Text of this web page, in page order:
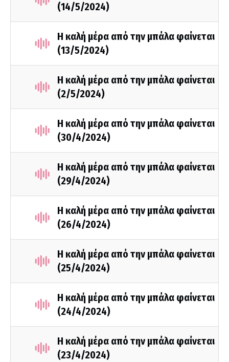
(14/5/2024)
Η καλή μέρα από την μπάλα φαίνεται
(13/5/2024)
Η καλή μέρα από την μπάλα φαίνεται
(2/5/2024)
Η καλή μέρα από την μπάλα φαίνεται
(30/4/2024)
Η καλή μέρα από την μπάλα φαίνεται
(29/4/2024)
Η καλή μέρα από την μπάλα φαίνεται
(26/4/2024)
Η καλή μέρα από την μπάλα φαίνεται
(25/4/2024)
Η καλή μέρα από την μπάλα φαίνεται
(24/4/2024)
Η καλή μέρα από την μπάλα φαίνεται
(23/4/2024)